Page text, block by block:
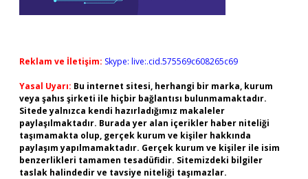
Reklam ve İletişim: Skype: live:.cid.575569c608265c69
Yasal Uyarı: Bu internet sitesi, herhangi bir marka, kurum
veya şahıs şirketi ile hiçbir bağlantısı bulunmamaktadır.
Sitede yalnızca kendi hazırladığımız makaleler
paylaşılmaktadır. Burada yer alan içerikler haber niteliği
taşımamakta olup, gerçek kurum ve kişiler hakkında
paylaşım yapılmamaktadır. Gerçek kurum ve kişiler ile isim
benzerlikleri tamamen tesadüfidir. Sitemizdeki bilgiler
taslak halindedir ve tavsiye niteliği taşımazlar.